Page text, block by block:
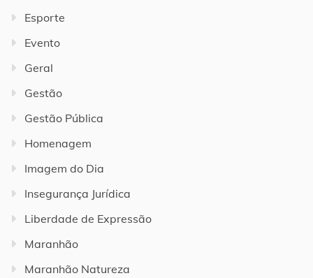
Esporte
Evento
Geral
Gestão
Gestão Pública
Homenagem
Imagem do Dia
Insegurança Jurídica
Liberdade de Expressão
Maranhão
Maranhão Natureza